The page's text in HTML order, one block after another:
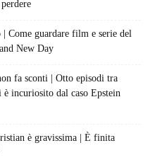
Come guardare film e serie del
New Day
fa sconti | Otto episodi tra
incuriosito dal caso Epstein
è gravissima | È finita